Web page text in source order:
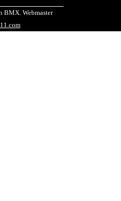
BMX. Webmaster